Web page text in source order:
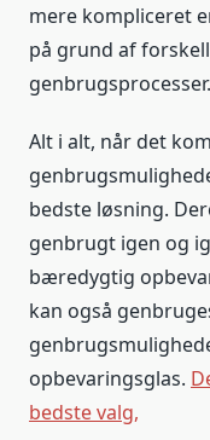
mere kompliceret
på grund af
genbrugsprocesser.
Alt i alt, når det
bedste løsning.
genbrugt igen og
bæredygtig
kan også
opbevaringsglas.
bedste valg,